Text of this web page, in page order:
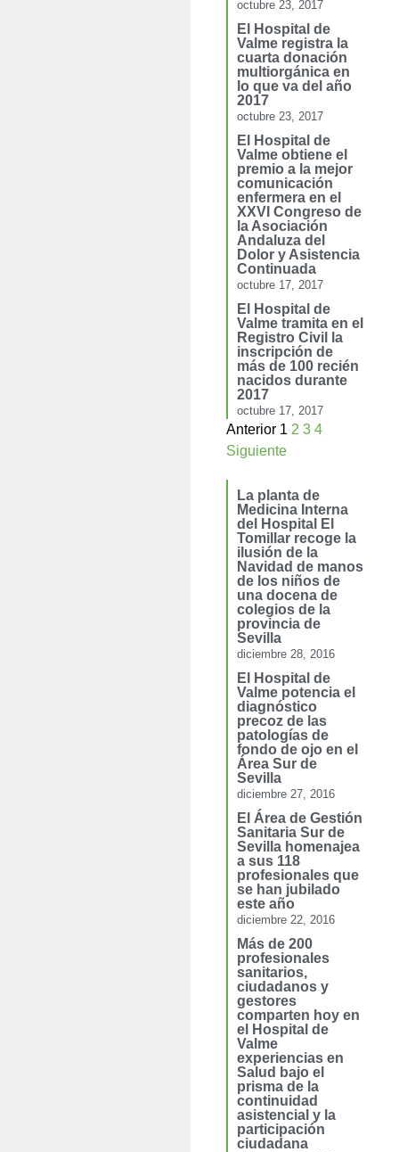
octubre 23, 2017
El Hospital de
Valme registra la
cuarta donación
multiorgánica en
lo que va del año
2017
octubre 23, 2017
El Hospital de
Valme obtiene el
premio a la mejor
comunicación
enfermera en el
XXVI Congreso de
la Asociación
Andaluza del
Dolor y Asistencia
Continuada
octubre 17, 2017
El Hospital de
Valme tramita en el
Registro Civil la
inscripción de
más de 100 recién
nacidos durante
2017
octubre 17, 2017
Anterior 1 2 3 4
Siguiente
La planta de
Medicina Interna
del Hospital El
Tomillar recoge la
ilusión de la
Navidad de manos
de los niños de
una docena de
colegios de la
provincia de
Sevilla
diciembre 28, 2016
El Hospital de
Valme potencia el
diagnóstico
precoz de las
patologías de
fondo de ojo en el
Área Sur de
Sevilla
diciembre 27, 2016
El Área de Gestión
Sanitaria Sur de
Sevilla homenajea
a sus 118
profesionales que
se han jubilado
este año
diciembre 22, 2016
Más de 200
profesionales
sanitarios,
ciudadanos y
gestores
comparten hoy en
el Hospital de
Valme
experiencias en
Salud bajo el
prisma de la
continuidad
asistencial y la
participación
ciudadana